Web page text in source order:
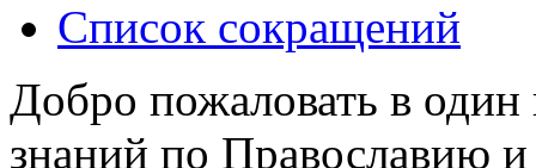
Список сокращений
Добро пожаловать в
знаний по Православию